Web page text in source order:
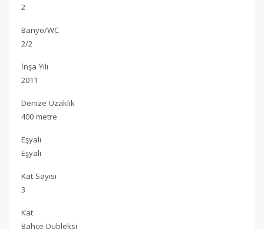
2
Banyo/WC
2/2
İnşa Yılı
2011
Denize Uzaklık
400 metre
Eşyalı
Eşyalı
Kat Sayısı
3
Kat
Bahçe Dubleksi